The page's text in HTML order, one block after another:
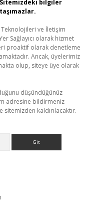
bilgiler
Teknolojileri ve İletişim
Sağlayıcı olarak hizmet
proaktif olarak denetleme
Ancak, üyelerimiz
olup, siteye üye olarak
düşündüğünüz
adresine bildirmeniz
kaldırılacaktır.